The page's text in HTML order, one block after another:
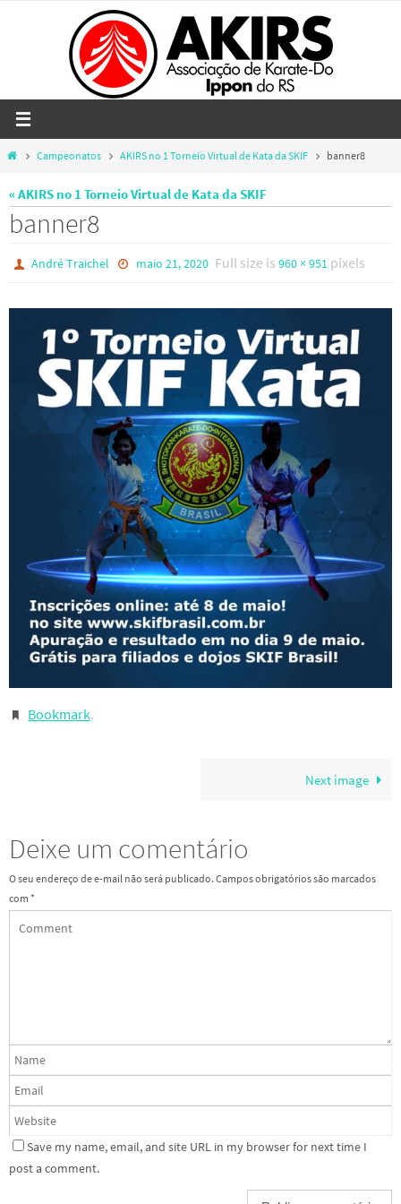
HomeCampeonatos AKIRS no 1 Torneio Virtual de Kata da SKIF banner8
« AKIRS no 1 Torneio Virtual de Kata da SKIF
banner8
André Traichel maio 21, 2020 Full size is 960 × 951pixels
Bookmark.
Next image
Deixe um comentário
O seu endereço de e-mail não será publicado. Campos obrigatórios são marcados
com *
Save my name, email, and site URL in my browser for next time I
post a comment.